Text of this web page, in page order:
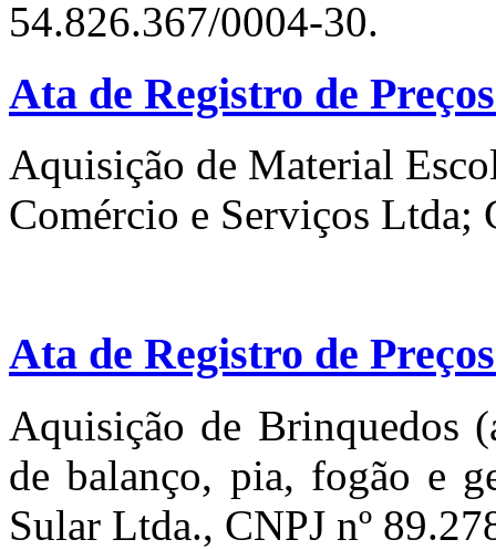
54.826.367/0004-30.
Ata de Registro de
Aquisição de Material
Comércio e Serviços Ltda;
Ata de Registro de
Aquisição de Brinquedos
de balanço, pia, fogão e
Sular Ltda., CNPJ nº